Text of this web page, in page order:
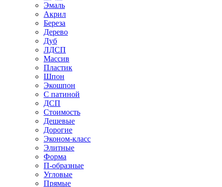
Эмаль
Акрил
Береза
Дерево
Дуб
ЛДСП
Массив
Пластик
Шпон
Экошпон
С патиной
ДСП
Стоимость
Дешевые
Дорогие
Эконом-класс
Элитные
Форма
П-образные
Угловые
Прямые